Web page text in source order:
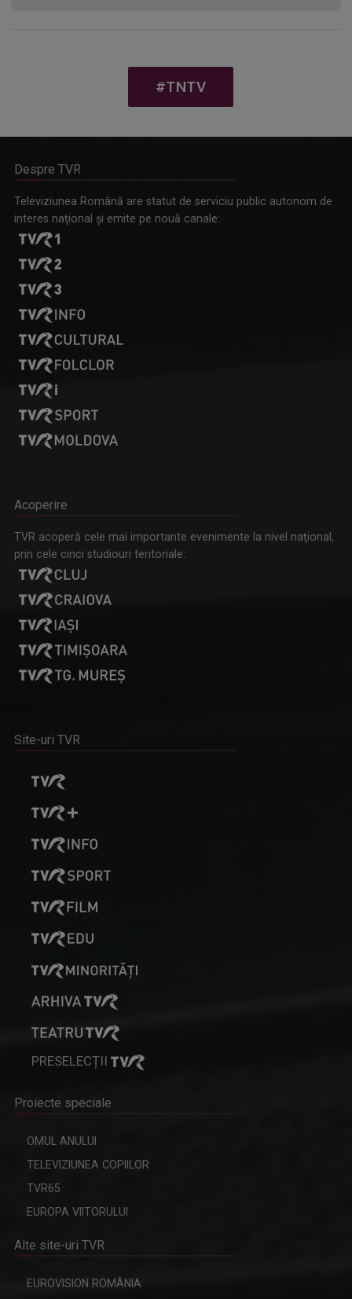
#TNTV
Despre TVR
Televiziunea Română are statut de serviciu public autonom de
interes naţional şi emite pe nouă canale:
Acoperire
TVR acoperă cele mai importante evenimente la nivel naţional,
prin cele cinci studiouri teritoriale:
Site-uri TVR
PRESELECȚII
Proiecte speciale
OMUL ANULUI
TELEVIZIUNEA COPIILOR
TVR65
EUROPA VIITORULUI
Alte site-uri TVR
EUROVISION ROMÂNIA